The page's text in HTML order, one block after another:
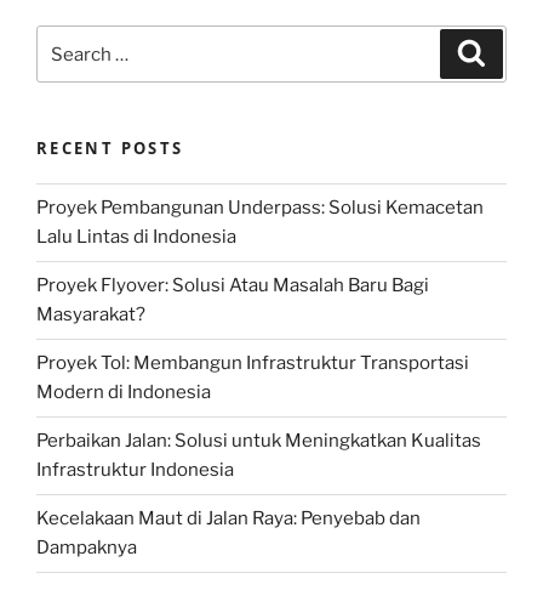
for:
RECENT POSTS
Proyek Pembangunan Underpass: Solusi Kemacetan
Lalu Lintas di Indonesia
Proyek Flyover: Solusi Atau Masalah Baru Bagi
Masyarakat?
Proyek Tol: Membangun Infrastruktur Transportasi
Modern di Indonesia
Perbaikan Jalan: Solusi untuk Meningkatkan Kualitas
Infrastruktur Indonesia
Kecelakaan Maut di Jalan Raya: Penyebab dan
Dampaknya